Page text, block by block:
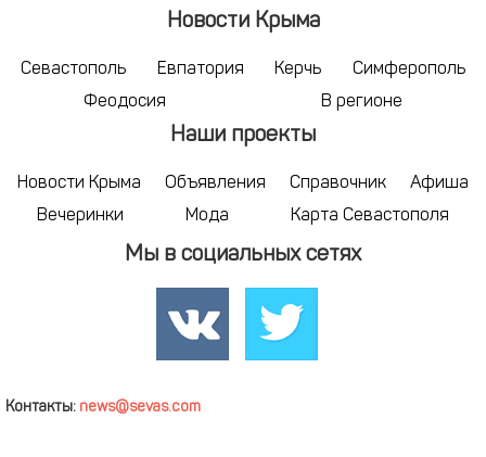
Новости Крыма
Севастополь Евпатория Керчь
Симферополь
Феодосия
В регионе
Наши проекты
Новости Крыма Объявления Справочник
Афиша
Вечеринки
Мода Карта Севастополя
Мы в социальных сетях
Контакты: news@sevas.com